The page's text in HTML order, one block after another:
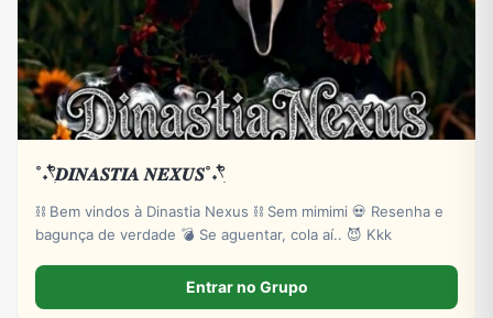
˚˖𓍢ִ໋𝑫𝑰𝑵𝑨𝑺𝑻𝑰𝑨 𝑵𝑬𝑿𝑼𝑺˚˖𓍢ִ໋
⛓️ Bem vindos à Dinastia Nexus ⛓️ Sem mimimi 💀 Resenha e
bagunça de verdade 💣 Se aguentar, cola aí.. 😈 Kkk
Entrar no Grupo